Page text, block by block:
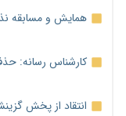
همایش و مسابقه
کارشناس رسانه:
انتقاد از پخش